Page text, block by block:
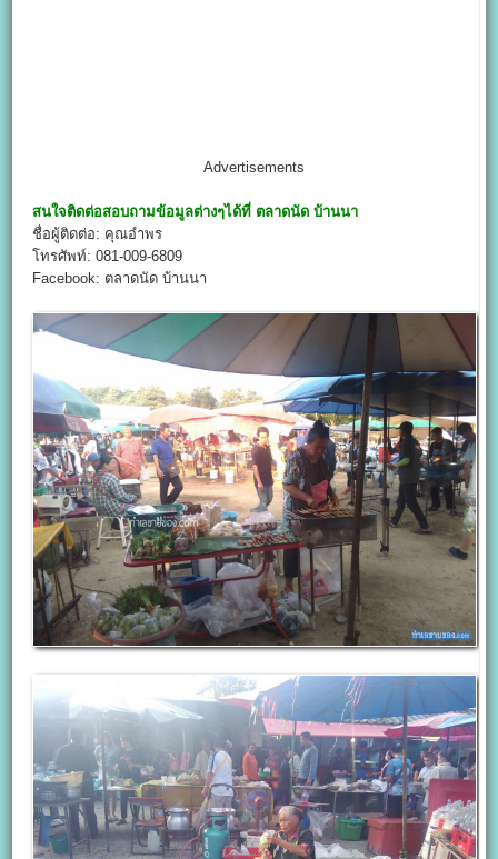
Advertisements
สนใจติดต่อสอบถามข้อมูลต่างๆได้ที่ ตลาดนัด บ้านนา
ชื่อผู้ติดต่อ: คุณอำพร
โทรศัพท์: 081-009-6809
Facebook: ตลาดนัด บ้านนา